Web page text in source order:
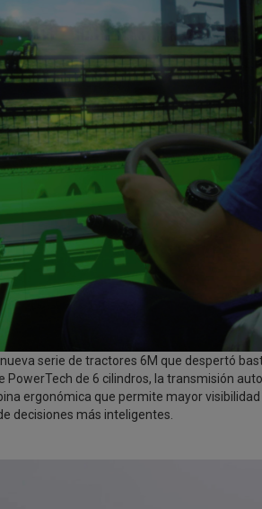
serie de tractores 6M que despertó
PowerTech de 6 cilindros, la transmisión
ergonómica que permite mayor
decisiones más inteligentes.